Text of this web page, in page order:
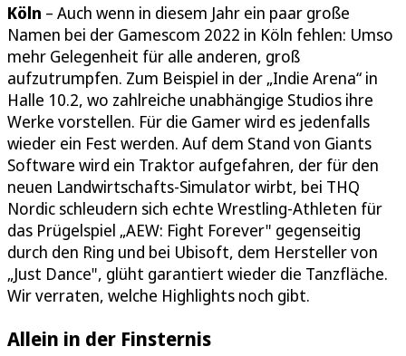
Köln – Auch wenn in diesem Jahr ein paar große
Namen bei der Gamescom 2022 in Köln fehlen: Umso
mehr Gelegenheit für alle anderen, groß
aufzutrumpfen. Zum Beispiel in der „Indie Arena“ in
Halle 10.2, wo zahlreiche unabhängige Studios ihre
Werke vorstellen. Für die Gamer wird es jedenfalls
wieder ein Fest werden. Auf dem Stand von Giants
Software wird ein Traktor aufgefahren, der für den
neuen Landwirtschafts-Simulator wirbt, bei THQ
Nordic schleudern sich echte Wrestling-Athleten für
das Prügelspiel „AEW: Fight Forever" gegenseitig
durch den Ring und bei Ubisoft, dem Hersteller von
„Just Dance", glüht garantiert wieder die Tanzfläche.
Wir verraten, welche Highlights noch gibt.
Allein in der Finsternis